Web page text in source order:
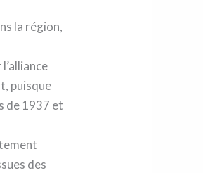
la région,
puisque
de 1937 et
des